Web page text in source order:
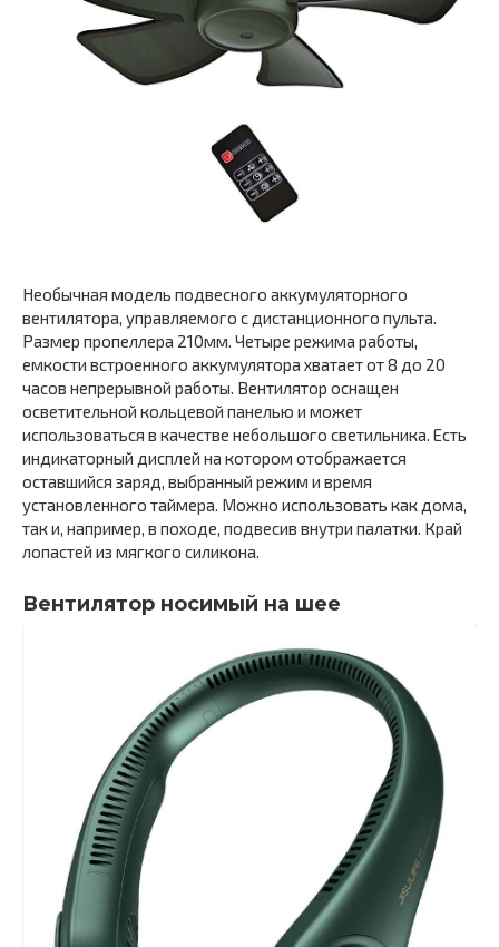
Необычная модель подвесного аккумуляторного
вентилятора, управляемого с дистанционного пульта.
Размер пропеллера 210мм. Четыре режима работы,
емкости встроенного аккумулятора хватает от 8 до 20
часов непрерывной работы. Вентилятор оснащен
осветительной кольцевой панелью и может
использоваться в качестве небольшого светильника. Есть
индикаторный дисплей на котором отображается
оставшийся заряд, выбранный режим и время
установленного таймера. Можно использовать как дома,
так и, например, в походе, подвесив внутри палатки. Край
лопастей из мягкого силикона.
Вентилятор носимый на шее